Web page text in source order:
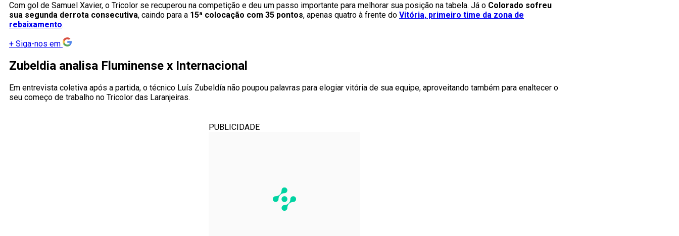
Com gol de Samuel Xavier, o Tricolor se recuperou na competição e deu um passo importante para melhorar sua posição na tabela. Já o Colorado sofreu
sua segunda derrota consecutiva, caindo para a 15ª colocação com 35 pontos, apenas quatro à frente do Vitória, primeiro time da zona de
rebaixamento.
+ Siga-nos em
Zubeldia analisa Fluminense x Internacional
Em entrevista coletiva após a partida, o técnico Luís Zubeldía não poupou palavras para elogiar vitória de sua equipe, aproveitando também para enaltecer o
seu começo de trabalho no Tricolor das Laranjeiras.
PUBLICIDADE